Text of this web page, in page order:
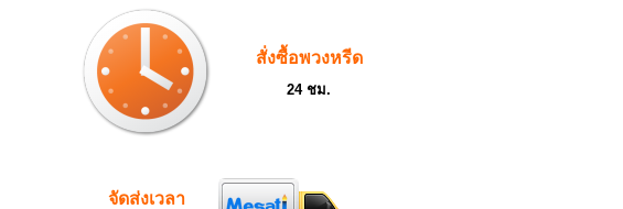
สั่งซื้อพวงหรีด
24 ชม.
จัดส่งเวลา